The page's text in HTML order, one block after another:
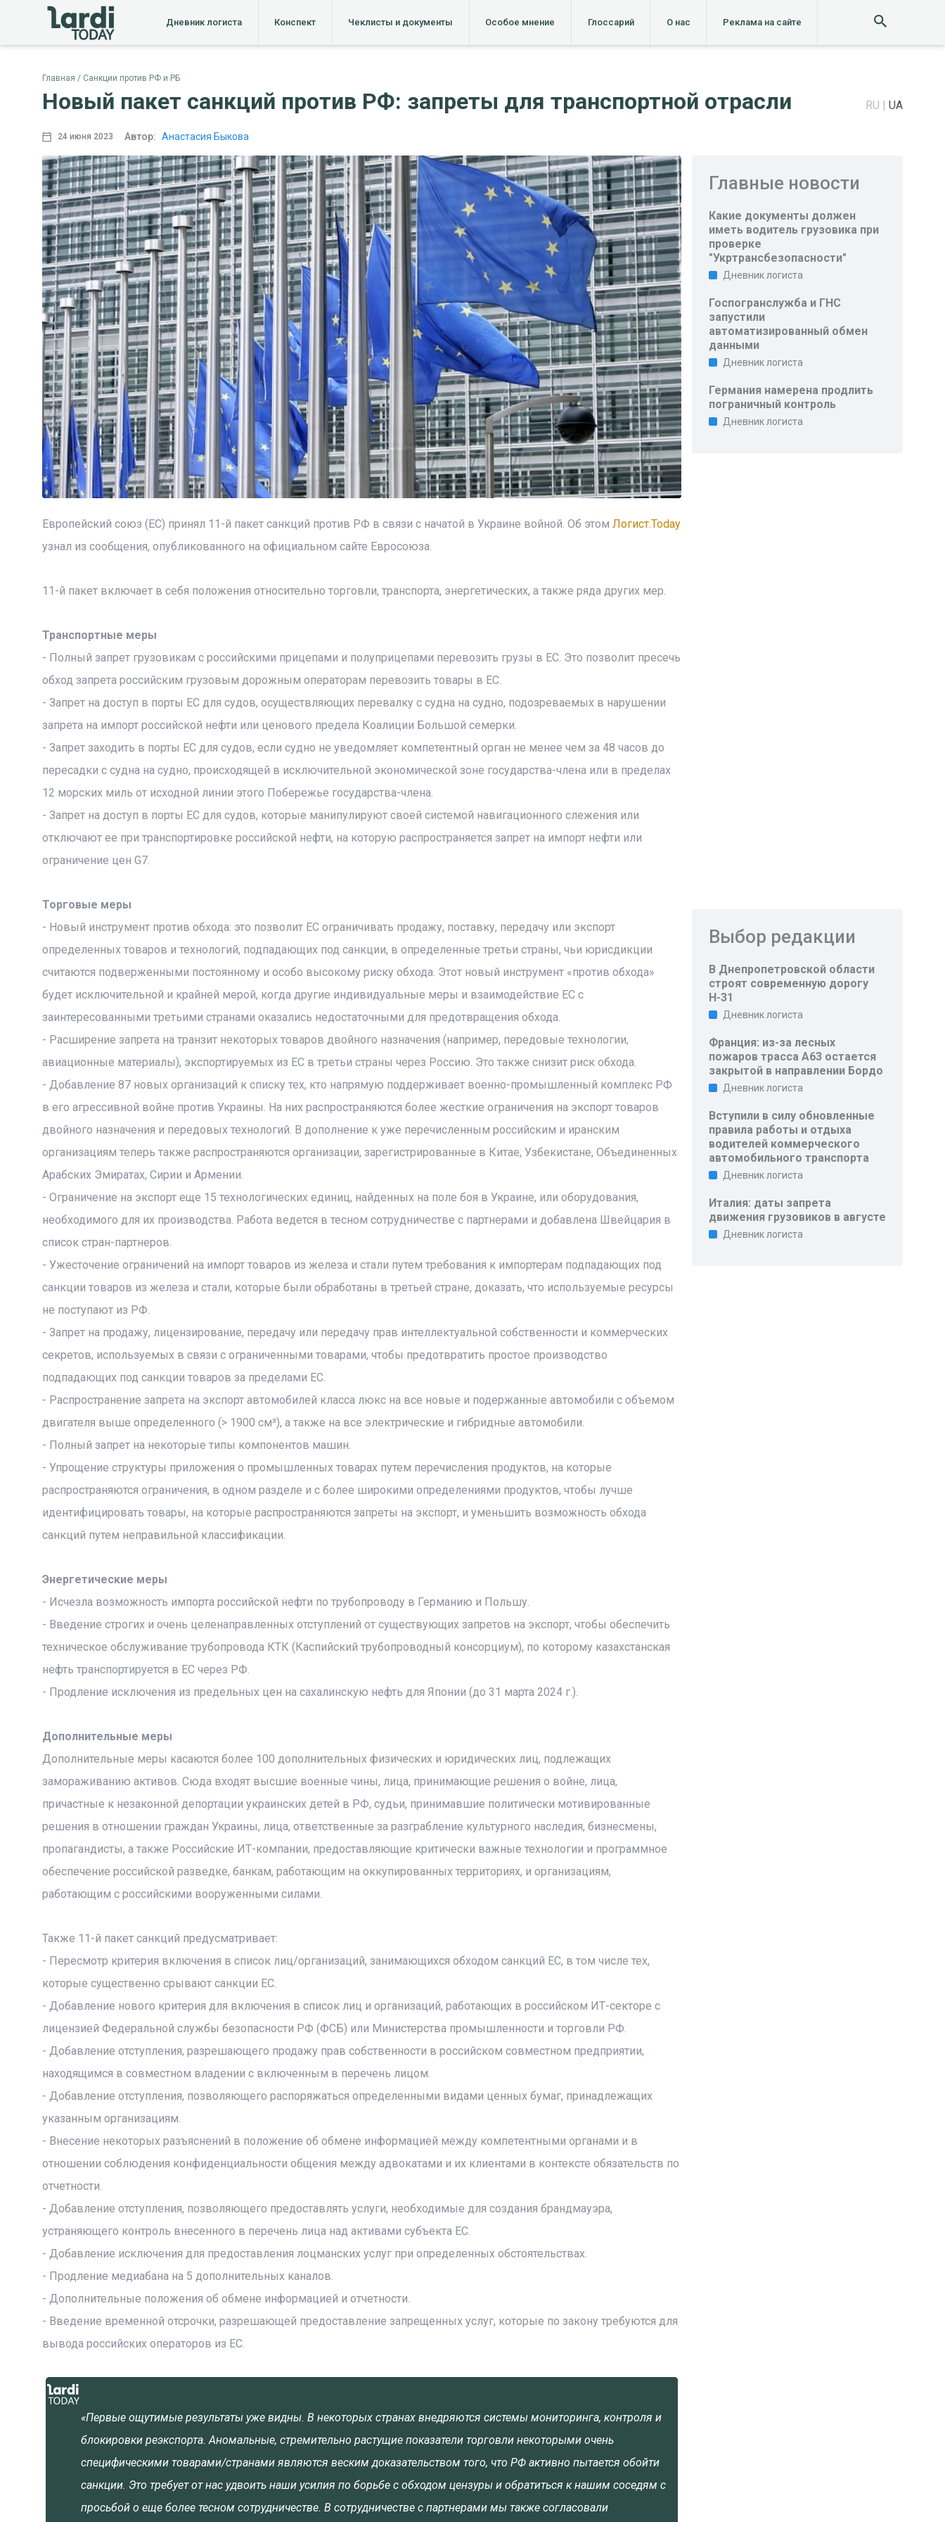
Дневник логиста Конспект Чеклисты и документы Особое мнение Глоссарий О нас Реклама на сайте
Главная Санкции против РФ и РБ
Новый пакет санкций против РФ: запреты для транспортной отрасли RU UA
24 июня 2023 Автор: Анастасия Быкова
Европейский союз (ЕС) принял 11-й пакет санкций против РФ в связи с начатой в Украине войной. Об этом Логист.Today
узнал из сообщения, опубликованного на официальном сайте Евросоюза.
11-й пакет включает в себя положения относительно торговли, транспорта, энергетических, а также ряда других мер.
Транспортные меры
- Полный запрет грузовикам с российскими прицепами и полуприцепами перевозить грузы в ЕС. Это позволит пресечь
обход запрета российским грузовым дорожным операторам перевозить товары в ЕС.
- Запрет на доступ в порты ЕС для судов, осуществляющих перевалку с судна на судно, подозреваемых в нарушении
запрета на импорт российской нефти или ценового предела Коалиции Большой семерки.
- Запрет заходить в порты ЕС для судов, если судно не уведомляет компетентный орган не менее чем за 48 часов до
пересадки с судна на судно, происходящей в исключительной экономической зоне государства-члена или в пределах
12 морских миль от исходной линии этого Побережье государства-члена.
- Запрет на доступ в порты ЕС для судов, которые манипулируют своей системой навигационного слежения или
отключают ее при транспортировке российской нефти, на которую распространяется запрет на импорт нефти или
ограничение цен G7.
Торговые меры
- Новый инструмент против обхода: это позволит ЕС ограничивать продажу, поставку, передачу или экспорт
определенных товаров и технологий, подпадающих под санкции, в определенные третьи страны, чьи юрисдикции
считаются подверженными постоянному и особо высокому риску обхода. Этот новый инструмент «против обхода»
будет исключительной и крайней мерой, когда другие индивидуальные меры и взаимодействие ЕС с
заинтересованными третьими странами оказались недостаточными для предотвращения обхода.
- Расширение запрета на транзит некоторых товаров двойного назначения (например, передовые технологии,
авиационные материалы), экспортируемых из ЕС в третьи страны через Россию. Это также снизит риск обхода.
- Добавление 87 новых организаций к списку тех, кто напрямую поддерживает военно-промышленный комплекс РФ
в его агрессивной войне против Украины. На них распространяются более жесткие ограничения на экспорт товаров
двойного назначения и передовых технологий. В дополнение к уже перечисленным российским и иранским
организациям теперь также распространяются организации, зарегистрированные в Китае, Узбекистане, Объединенных
Арабских Эмиратах, Сирии и Армении.
- Ограничение на экспорт еще 15 технологических единиц, найденных на поле боя в Украине, или оборудования,
необходимого для их производства. Работа ведется в тесном сотрудничестве с партнерами и добавлена Швейцария в
список стран-партнеров.
- Ужесточение ограничений на импорт товаров из железа и стали путем требования к импортерам подпадающих под
санкции товаров из железа и стали, которые были обработаны в третьей стране, доказать, что используемые ресурсы
не поступают из РФ.
- Запрет на продажу, лицензирование, передачу или передачу прав интеллектуальной собственности и коммерческих
секретов, используемых в связи с ограниченными товарами, чтобы предотвратить простое производство
подпадающих под санкции товаров за пределами ЕС.
- Распространение запрета на экспорт автомобилей класса люкс на все новые и подержанные автомобили с объемом
двигателя выше определенного (> 1900 см³), а также на все электрические и гибридные автомобили.
- Полный запрет на некоторые типы компонентов машин.
- Упрощение структуры приложения о промышленных товарах путем перечисления продуктов, на которые
распространяются ограничения, в одном разделе и с более широкими определениями продуктов, чтобы лучше
идентифицировать товары, на которые распространяются запреты на экспорт, и уменьшить возможность обхода
санкций путем неправильной классификации.
Энергетические меры
- Исчезла возможность импорта российской нефти по трубопроводу в Германию и Польшу.
- Введение строгих и очень целенаправленных отступлений от существующих запретов на экспорт, чтобы обеспечить
техническое обслуживание трубопровода КТК (Каспийский трубопроводный консорциум), по которому казахстанская
нефть транспортируется в ЕС через РФ.
- Продление исключения из предельных цен на сахалинскую нефть для Японии (до 31 марта 2024 г.).
Дополнительные меры
Дополнительные меры касаются более 100 дополнительных физических и юридических лиц, подлежащих
замораживанию активов. Сюда входят высшие военные чины, лица, принимающие решения о войне, лица,
причастные к незаконной депортации украинских детей в РФ, судьи, принимавшие политически мотивированные
решения в отношении граждан Украины, лица, ответственные за разграбление культурного наследия, бизнесмены,
пропагандисты, а также Российские ИТ-компании, предоставляющие критически важные технологии и программное
обеспечение российской разведке, банкам, работающим на оккупированных территориях, и организациям,
работающим с российскими вооруженными силами.
Также 11-й пакет санкций предусматривает:
- Пересмотр критерия включения в список лиц/организаций, занимающихся обходом санкций ЕС, в том числе тех,
которые существенно срывают санкции ЕС.
- Добавление нового критерия для включения в список лиц и организаций, работающих в российском ИТ-секторе с
лицензией Федеральной службы безопасности РФ (ФСБ) или Министерства промышленности и торговли РФ.
- Добавление отступления, разрешающего продажу прав собственности в российском совместном предприятии,
находящимся в совместном владении с включенным в перечень лицом.
- Добавление отступления, позволяющего распоряжаться определенными видами ценных бумаг, принадлежащих
указанным организациям.
- Внесение некоторых разъяснений в положение об обмене информацией между компетентными органами и в
отношении соблюдения конфиденциальности общения между адвокатами и их клиентами в контексте обязательств по
отчетности.
- Добавление отступления, позволяющего предоставлять услуги, необходимые для создания брандмауэра,
устраняющего контроль внесенного в перечень лица над активами субъекта ЕС.
- Добавление исключения для предоставления лоцманских услуг при определенных обстоятельствах.
- Продление медиабана на 5 дополнительных каналов.
- Дополнительные положения об обмене информацией и отчетности.
- Введение временной отсрочки, разрешающей предоставление запрещенных услуг, которые по закону требуются для
вывода российских операторов из ЕС.
«Первые ощутимые результаты уже видны. В некоторых странах внедряются системы мониторинга, контроля и
блокировки реэкспорта. Аномальные, стремительно растущие показатели торговли некоторыми очень
специфическими товарами/странами являются веским доказательством того, что РФ активно пытается обойти
санкции. Это требует от нас удвоить наши усилия по борьбе с обходом цензуры и обратиться к нашим соседям с
просьбой о еще более тесном сотрудничестве. В сотрудничестве с партнерами мы также согласовали
Главные новости
Какие документы должен
иметь водитель грузовика при
проверке
"Укртрансбезопасности"
Дневник логиста
Госпогранслужба и ГНС
запустили
автоматизированный обмен
данными
Дневник логиста
Германия намерена продлить
пограничный контроль
Дневник логиста
Выбор редакции
В Днепропетровской области
строят современную дорогу
Н-31
Дневник логиста
Франция: из-за лесных
пожаров трасса A63 остается
закрытой в направлении Бордо
Дневник логиста
Вступили в силу обновленные
правила работы и отдыха
водителей коммерческого
автомобильного транспорта
Дневник логиста
Италия: даты запрета
движения грузовиков в августе
Дневник логиста